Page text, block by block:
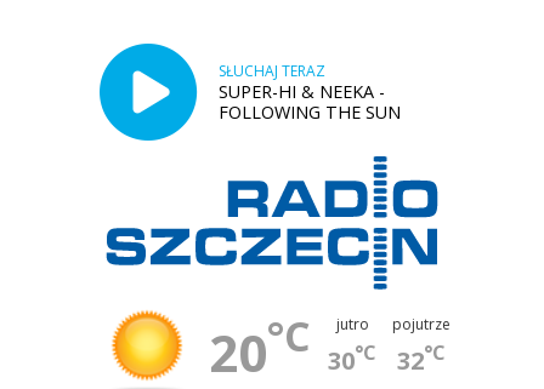
SŁUCHAJ TERAZ
SUPER-HI & NEEKA -
FOLLOWING THE SUN
20°C jutro
30°C
pojutrze
32°C